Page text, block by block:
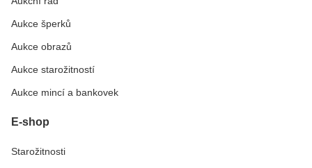
Aukce šperků
Aukce obrazů
Aukce starožitností
Aukce mincí a bankovek
E-shop
Starožitnosti